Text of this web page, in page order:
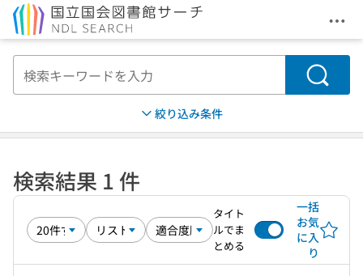
メ
検索
絞り込み条件
検索結果 1 件
タイト
ルでま
とめる
一括
お気
に入
り